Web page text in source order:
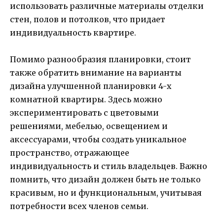
использовать различные материалы отделки
стен, полов и потолков, что придает
индивидуальность квартире.
Помимо разнообразия планировки, стоит
также обратить внимание на варианты
дизайна улучшенной планировки 4-х
комнатной квартиры. Здесь можно
экспериментировать с цветовыми
решениями, мебелью, освещением и
аксессуарами, чтобы создать уникальное
пространство, отражающее
индивидуальность и стиль владельцев. Важно
помнить, что дизайн должен быть не только
красивым, но и функциональным, учитывая
потребности всех членов семьи.